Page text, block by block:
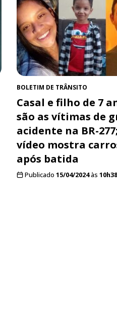
BOLETIM DE TRÂNSITO
Casal e filho de 7
são as vítimas de
acidente na BR-277;
vídeo mostra
após batida
Publicado 15/04/2024às 10h38